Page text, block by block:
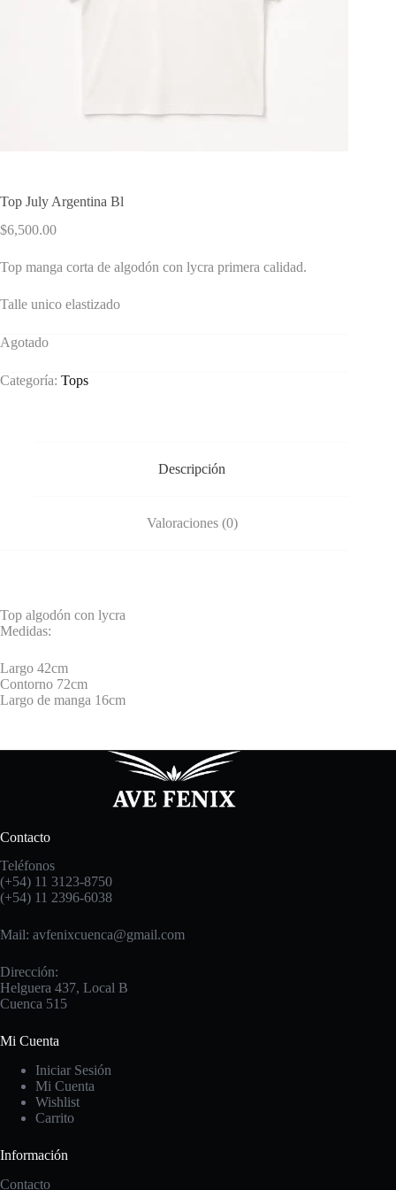
Top July Argentina Bl
$6,500.00
Top manga corta de algodón con lycra primera calidad.
Talle unico elastizado
Agotado
Categoría: Tops
Descripción
Valoraciones (0)
Top algodón con lycra
Medidas:
Largo 42cm
Contorno 72cm
Largo de manga 16cm
Contacto
Teléfonos
(+54) 11 3123-8750
(+54) 11 2396-6038
Mail: avfenixcuenca@gmail.com
Dirección:
Helguera 437, Local B
Cuenca 515
Mi Cuenta
Iniciar Sesión
Mi Cuenta
Wishlist
Carrito
Información
Contacto